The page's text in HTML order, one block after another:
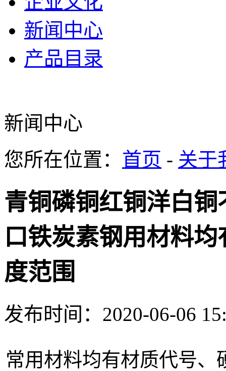
新闻中心
产品目录
新闻中心
您所在位置： 首页 - 关于
青铜磷铜红铜洋白
口铁炭素钢用材料
度范围
发布时间：2020-06-06
常用材料均有材质代号